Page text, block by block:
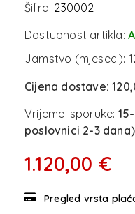
Šifra: 230002
Dostupnost artikla:
Jamstvo (mjeseci):
Cijena dostave:
Vrijeme isporuke:
poslovnici 2-3 dana)
1.120,00 €
Pregled vrsta